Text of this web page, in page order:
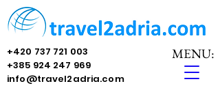
MENU:
+420 737 721 003
+385 924 247 969
info@travel2adria.com